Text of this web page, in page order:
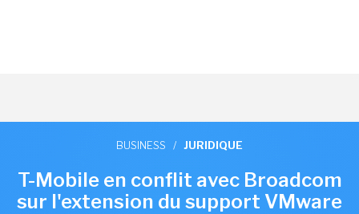
BUSINESS / JURIDIQUE
T-Mobile en conflit avec Broadcom
sur l'extension du support VMware